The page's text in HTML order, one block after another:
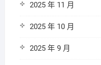
2025 年 11 月
2025 年 10 月
2025 年 9 月